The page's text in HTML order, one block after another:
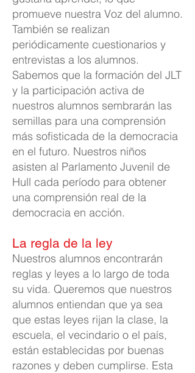
promueve nuestra Voz del alumno.
También se realizan
periódicamente cuestionarios y
entrevistas a los alumnos.
Sabemos que la formación del JLT
y la participación activa de
nuestros alumnos sembrarán las
semillas para una comprensión
más sofisticada de la democracia
en el futuro. Nuestros niños
asisten al Parlamento Juvenil de
Hull cada período para obtener
una comprensión real de la
democracia en acción.
La regla de la ley
Nuestros alumnos encontrarán
reglas y leyes a lo largo de toda
su vida. Queremos que nuestros
alumnos entiendan que ya sea
que estas leyes rijan la clase, la
escuela, el vecindario o el país,
están establecidas por buenas
razones y deben cumplirse. Esta